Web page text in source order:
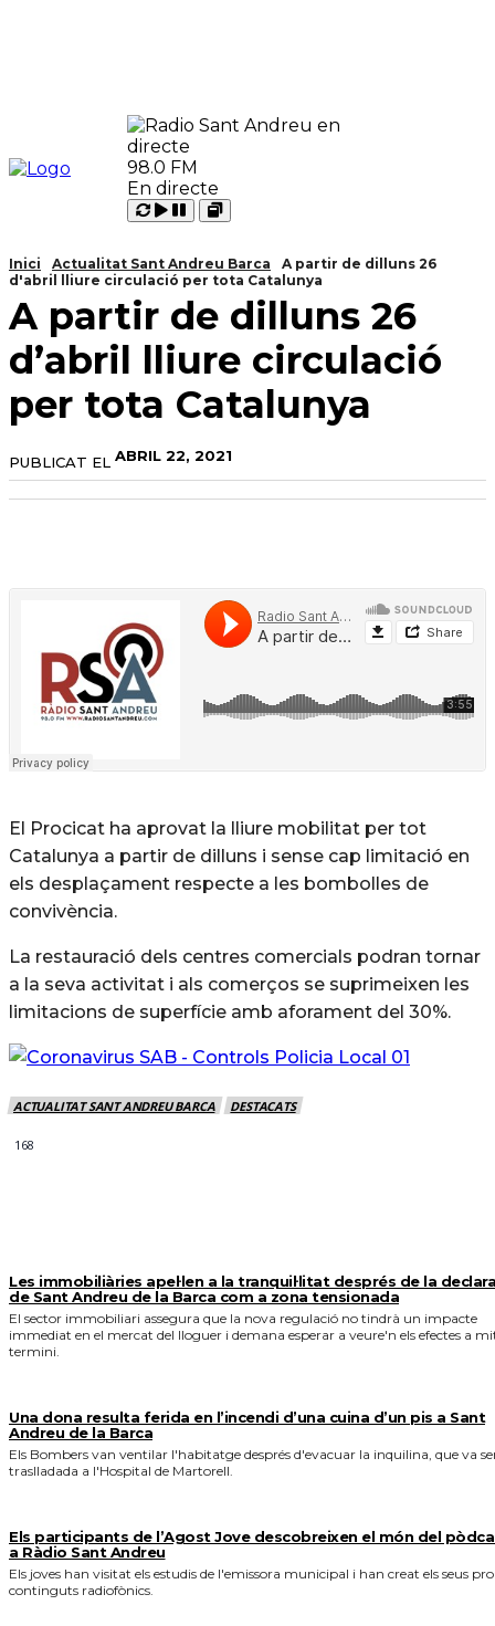
98.0 FM
En directe
Carregant
Reproduir
Pausar
Open
Inici Actualitat Sant Andreu Barca
A partir de dilluns 26
d'abril lliure circulació per tota Catalunya
A partir de dilluns 26
d’abril lliure circulació
per tota Catalunya
PUBLICAT EL ABRIL 22, 2021
El Procicat ha aprovat la lliure mobilitat per tot
Catalunya a partir de dilluns i sense cap limitació en
els desplaçament respecte a les bombolles de
convivència.
La restauració dels centres comercials podran tornar
a la seva activitat i als comerços se suprimeixen les
limitacions de superfície amb aforament del 30%.
ACTUALITAT SANT ANDREU BARCA DESTACATS
168
Les immobiliàries apel·len a la tranquil·litat després de la
de Sant Andreu de la Barca com a zona tensionada
El sector immobiliari assegura que la nova regulació no tindrà un impacte
immediat en el mercat del lloguer i demana esperar a veure'n els efectes a
termini.
Una dona resulta ferida en l’incendi d’una cuina d’un pis a Sant
Andreu de la Barca
Els Bombers van ventilar l'habitatge després d'evacuar la inquilina, que va
traslladada a l'Hospital de Martorell.
Els participants de l’Agost Jove descobreixen el món del
a Ràdio Sant Andreu
Els joves han visitat els estudis de l'emissora municipal i han creat els seus
continguts radiofònics.